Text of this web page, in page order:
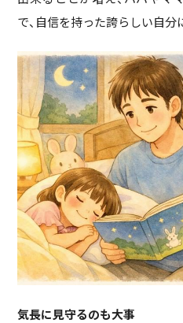
で、自信を持った誇らしい自分
気長に見守るのも大事